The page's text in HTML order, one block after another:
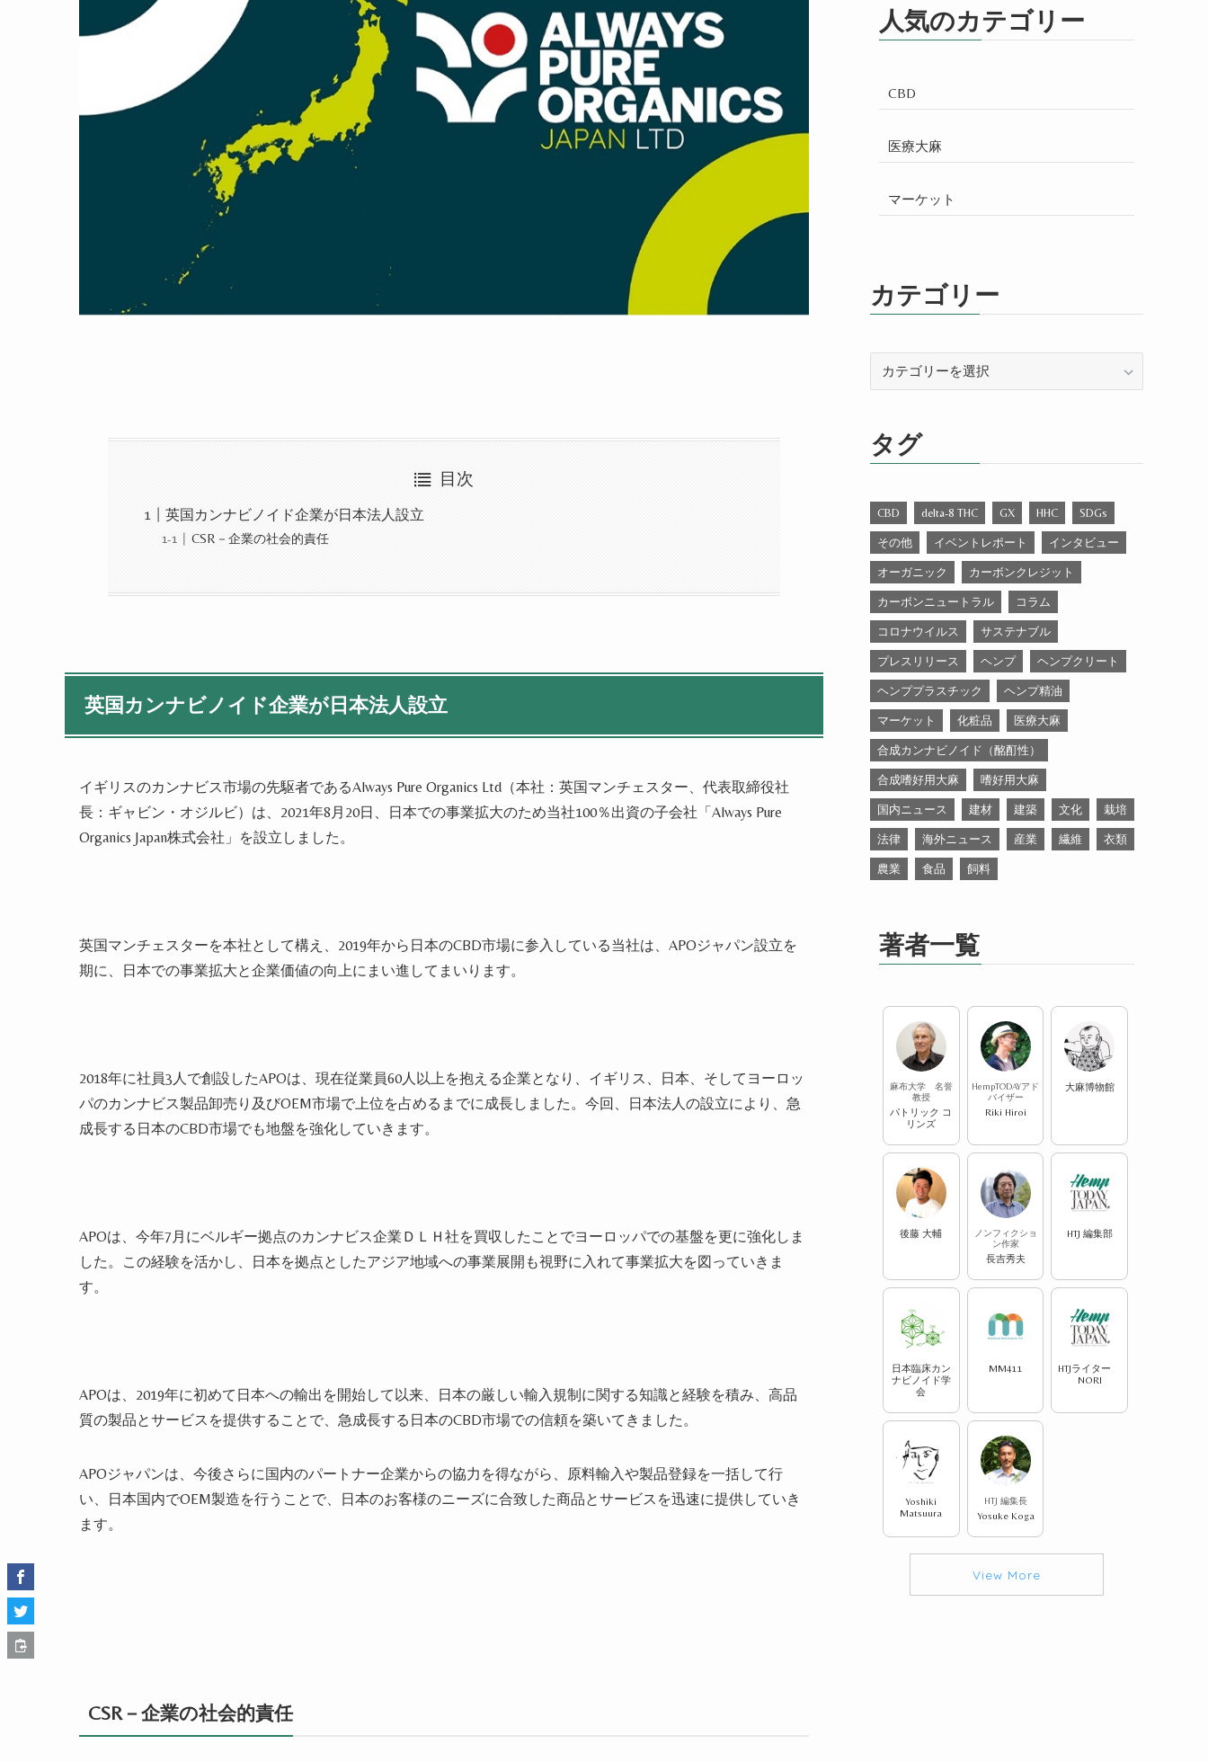
目次
英国カンナビノイド企業が日本法人設立
CSR－企業の社会的責任
英国カンナビノイド企業が日本法人設立
イギリスのカンナビス市場の先駆者であるAlways Pure Organics Ltd（本社：英国マンチェスター、代表取締役社
長：ギャビン・オジルビ）は、2021年8月20日、日本での事業拡大のため当社100％出資の子会社「Always Pure
Organics Japan株式会社」を設立しました。
英国マンチェスターを本社として構え、2019年から日本のCBD市場に参入している当社は、APOジャパン設立を
期に、日本での事業拡大と企業価値の向上にまい進してまいります。
2018年に社員3人で創設したAPOは、現在従業員60人以上を抱える企業となり、イギリス、日本、そしてヨーロッ
パのカンナビス製品卸売り及びOEM市場で上位を占めるまでに成長しました。今回、日本法人の設立により、急
成長する日本のCBD市場でも地盤を強化していきます。
APOは、今年7月にベルギー拠点のカンナビス企業ＤＬＨ社を買収したことでヨーロッパでの基盤を更に強化しま
した。この経験を活かし、日本を拠点としたアジア地域への事業展開も視野に入れて事業拡大を図っていきま
す。
APOは、2019年に初めて日本への輸出を開始して以来、日本の厳しい輸入規制に関する知識と経験を積み、高品
質の製品とサービスを提供することで、急成長する日本のCBD市場での信頼を築いてきました。
APOジャパンは、今後さらに国内のパートナー企業からの協力を得ながら、原料輸入や製品登録を一括して行
い、日本国内でOEM製造を行うことで、日本のお客様のニーズに合致した商品とサービスを迅速に提供していき
ます。
CSR－企業の社会的責任
人気のカテゴリー
CBD
医療大麻
マーケット
カテゴリー
ー
タグ
CBD delta-8 THC GX HHC SDGs
その他 イベントレポート インタビュー
オーガニック カーボンクレジット
カーボンニュートラル コラム
コロナウイルス サステナブル
プレスリリース ヘンプ ヘンプクリート
ヘンププラスチック ヘンプ精油
マーケット 化粧品 医療大麻
合成カンナビノイド（酩酊性）
合成嗜好用大麻 嗜好用大麻
国内ニュース 建材 建築 文化 栽培
法律 海外ニュース 産業 繊維 衣類
農業 食品 飼料
著者一覧
麻布大学 名誉
教授
パトリック コ
リンズ
HempTODAYアド
バイザー
Riki Hiroi
大麻博物館
後藤 大輔
ノンフィクショ
ン作家
長吉秀夫
HTJ 編集部
日本臨床カン
ナビノイド学
会
MM411
HTJライター
NORI
Yoshiki
Matsuura
HTJ 編集長
Yosuke Koga
View More